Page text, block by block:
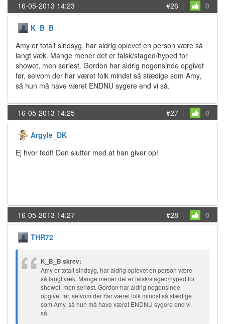
16-05-2013 14:23 #26 | 0
K_B_B
Amy er totalt sindsyg, har aldrig oplevet en person være så
langt væk. Mange mener det er falsk/staged/hyped for
showet, men seriøst. Gordon har aldrig nogensinde opgivet
før, selvom der har været folk mindst så stædige som Amy,
så hun må have været ENDNU sygere end vi så.
16-05-2013 14:25 #27 | 0
Argyle_DK
Ej hvor fedt! Den slutter med at han giver op!
16-05-2013 14:27 #28 | 0
THR72
K_B_B skrev:
Amy er totalt sindsyg, har aldrig oplevet en person være
så langt væk. Mange mener det er falsk/staged/hyped for
showet, men seriøst. Gordon har aldrig nogensinde
opgivet før, selvom der har været folk mindst så stædige
som Amy, så hun må have været ENDNU sygere end vi
så.